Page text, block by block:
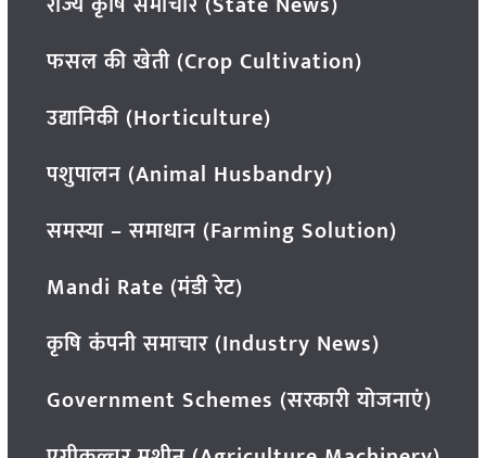
फसल की खेती (Crop Cultivation)
उद्यानिकी (Horticulture)
पशुपालन (Animal Husbandry)
समस्या – समाधान (Farming Solution)
Mandi Rate (मंडी रेट)
कृषि कंपनी समाचार (Industry News)
Government Schemes (सरकारी योजनाएं)